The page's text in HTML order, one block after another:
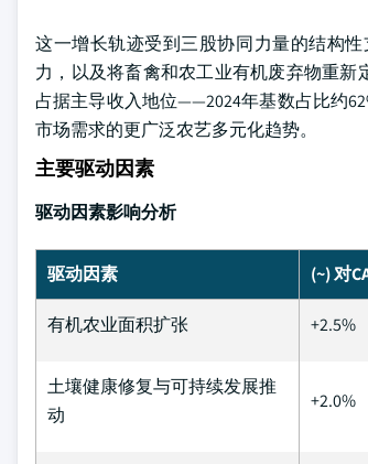
这一增长轨迹受到三股协同力量的结构
力，以及将畜禽和农工业有机废弃物重
占据主导收入地位——2024年基数占比约
市场需求的更广泛农艺多元化趋势。
主要驱动因素
驱动因素影响分析
驱动因素 (~) 对
有机农业面积扩张 +2.5%
土壤健康修复与可持续发展推
动
+2.0%